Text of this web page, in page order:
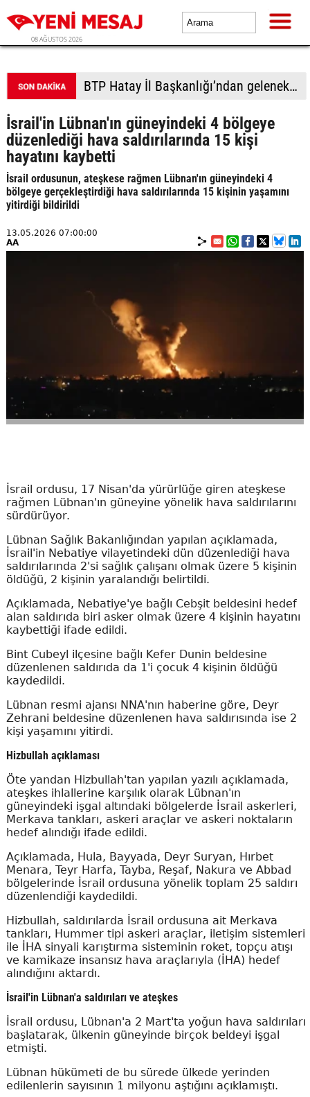
08 AĞUSTOS 2026
BTP Hatay İl Başkanlığı’ndan geleneksel piknik organizasyonu: Gençlere sertifikaları verildi
İsrail'in Lübnan'ın güneyindeki 4 bölgeye
düzenlediği hava saldırılarında 15 kişi
hayatını kaybetti
İsrail ordusunun, ateşkese rağmen Lübnan'ın güneyindeki 4
bölgeye gerçekleştirdiği hava saldırılarında 15 kişinin yaşamını
yitirdiği bildirildi
13.05.2026 07:00:00
AA
İsrail ordusu, 17 Nisan'da yürürlüğe giren ateşkese
rağmen Lübnan'ın güneyine yönelik hava saldırılarını
sürdürüyor.
Lübnan Sağlık Bakanlığından yapılan açıklamada,
İsrail'in Nebatiye vilayetindeki dün düzenlediği hava
saldırılarında 2'si sağlık çalışanı olmak üzere 5 kişinin
öldüğü, 2 kişinin yaralandığı belirtildi.
Açıklamada, Nebatiye'ye bağlı Cebşit beldesini hedef
alan saldırıda biri asker olmak üzere 4 kişinin hayatını
kaybettiği ifade edildi.
Bint Cubeyl ilçesine bağlı Kefer Dunin beldesine
düzenlenen saldırıda da 1'i çocuk 4 kişinin öldüğü
kaydedildi.
Lübnan resmi ajansı NNA'nın haberine göre, Deyr
Zehrani beldesine düzenlenen hava saldırısında ise 2
kişi yaşamını yitirdi.
Hizbullah açıklaması
Öte yandan Hizbullah'tan yapılan yazılı açıklamada,
ateşkes ihlallerine karşılık olarak Lübnan'ın
güneyindeki işgal altındaki bölgelerde İsrail askerleri,
Merkava tankları, askeri araçlar ve askeri noktaların
hedef alındığı ifade edildi.
Açıklamada, Hula, Bayyada, Deyr Suryan, Hırbet
Menara, Teyr Harfa, Tayba, Reşaf, Nakura ve Abbad
bölgelerinde İsrail ordusuna yönelik toplam 25 saldırı
düzenlendiği kaydedildi.
Hizbullah, saldırılarda İsrail ordusuna ait Merkava
tankları, Hummer tipi askeri araçlar, iletişim sistemleri
ile İHA sinyali karıştırma sisteminin roket, topçu atışı
ve kamikaze insansız hava araçlarıyla (İHA) hedef
alındığını aktardı.
İsrail'in Lübnan'a saldırıları ve ateşkes
İsrail ordusu, Lübnan'a 2 Mart'ta yoğun hava saldırıları
başlatarak, ülkenin güneyinde birçok beldeyi işgal
etmişti.
Lübnan hükümeti de bu sürede ülkede yerinden
edilenlerin sayısının 1 milyonu aştığını açıklamıştı.